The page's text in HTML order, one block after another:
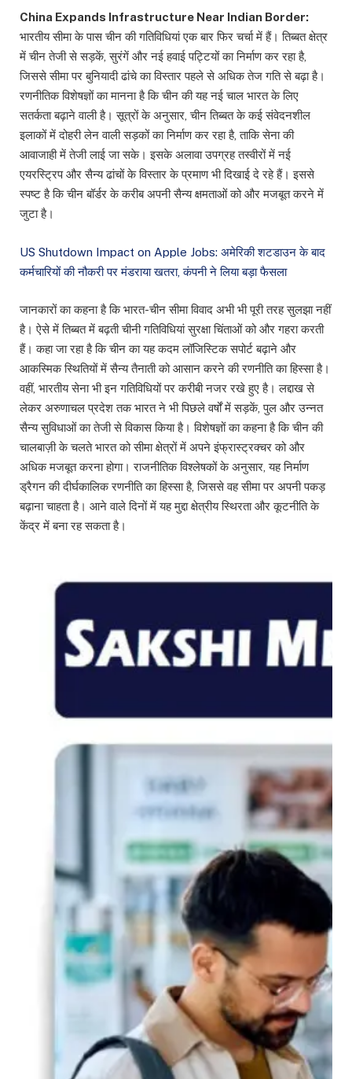
China Expands Infrastructure Near Indian Border:
भारतीय सीमा के पास चीन की गतिविधियां एक बार फिर चर्चा में हैं। तिब्बत क्षेत्र
में चीन तेजी से सड़कें, सुरंगें और नई हवाई पट्टियों का निर्माण कर रहा है,
जिससे सीमा पर बुनियादी ढांचे का विस्तार पहले से अधिक तेज गति से बढ़ा है।
रणनीतिक विशेषज्ञों का मानना है कि चीन की यह नई चाल भारत के लिए
सतर्कता बढ़ाने वाली है। सूत्रों के अनुसार, चीन तिब्बत के कई संवेदनशील
इलाकों में दोहरी लेन वाली सड़कों का निर्माण कर रहा है, ताकि सेना की
आवाजाही में तेजी लाई जा सके। इसके अलावा उपग्रह तस्वीरों में नई
एयरस्ट्रिप और सैन्य ढांचों के विस्तार के प्रमाण भी दिखाई दे रहे हैं। इससे
स्पष्ट है कि चीन बॉर्डर के करीब अपनी सैन्य क्षमताओं को और मजबूत करने में
जुटा है।
US Shutdown Impact on Apple Jobs: अमेरिकी शटडाउन के बाद
कर्मचारियों की नौकरी पर मंडराया खतरा, कंपनी ने लिया बड़ा फैसला
जानकारों का कहना है कि भारत-चीन सीमा विवाद अभी भी पूरी तरह सुलझा नहीं
है। ऐसे में तिब्बत में बढ़ती चीनी गतिविधियां सुरक्षा चिंताओं को और गहरा करती
हैं। कहा जा रहा है कि चीन का यह कदम लॉजिस्टिक सपोर्ट बढ़ाने और
आकस्मिक स्थितियों में सैन्य तैनाती को आसान करने की रणनीति का हिस्सा है।
वहीं, भारतीय सेना भी इन गतिविधियों पर करीबी नजर रखे हुए है। लद्दाख से
लेकर अरुणाचल प्रदेश तक भारत ने भी पिछले वर्षों में सड़कें, पुल और उन्नत
सैन्य सुविधाओं का तेजी से विकास किया है। विशेषज्ञों का कहना है कि चीन की
चालबाज़ी के चलते भारत को सीमा क्षेत्रों में अपने इंफ्रास्ट्रक्चर को और
अधिक मजबूत करना होगा। राजनीतिक विश्लेषकों के अनुसार, यह निर्माण
ड्रैगन की दीर्घकालिक रणनीति का हिस्सा है, जिससे वह सीमा पर अपनी पकड़
बढ़ाना चाहता है। आने वाले दिनों में यह मुद्दा क्षेत्रीय स्थिरता और कूटनीति के
केंद्र में बना रह सकता है।